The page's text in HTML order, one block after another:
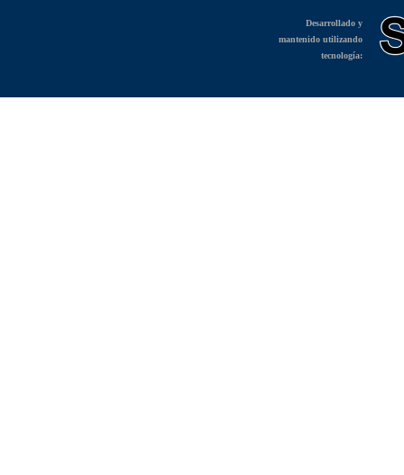
Desarrollado y
mantenido utilizando
tecnología: